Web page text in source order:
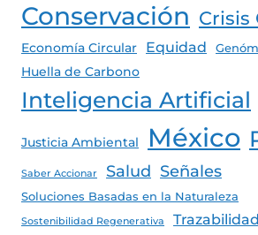
Conservación Crisis
Economía Circular Equidad
Huella de Carbono
Inteligencia Artificial
Justicia Ambiental México
Saber Accionar Salud Señales
Soluciones Basadas en la Naturaleza
Sostenibilidad Regenerativa Trazabilidad